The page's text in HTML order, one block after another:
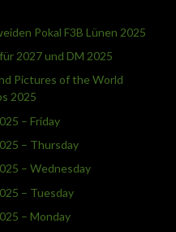
Pokal F3B Lünen 2025
2027 und DM 2025
Pictures of the World
2025
– Friday
– Thursday
– Wednesday
– Tuesday
– Monday